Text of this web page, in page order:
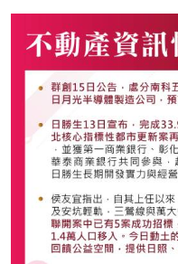
📍台達電Q1大賺205億
📍AI伺服器需求續強 英
《 #地產專家🔎關注詠